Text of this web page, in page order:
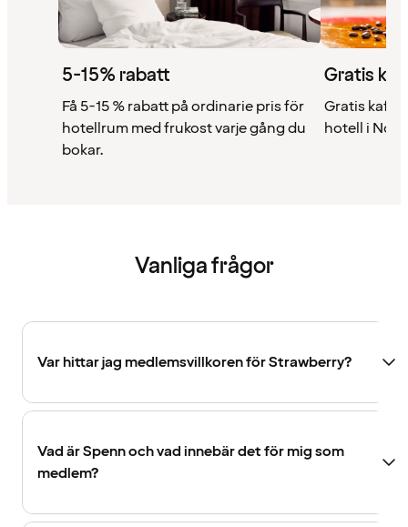
5-15% rabatt
Få 5-15 % rabatt på ordinarie pris för
hotellrum med frukost varje gång du
bokar.
Gratis
Gratis kaffe
hotell i
Vanliga frågor
Var hittar jag medlemsvillkoren för Strawberry?
Vad är Spenn och vad innebär det för mig som
medlem?